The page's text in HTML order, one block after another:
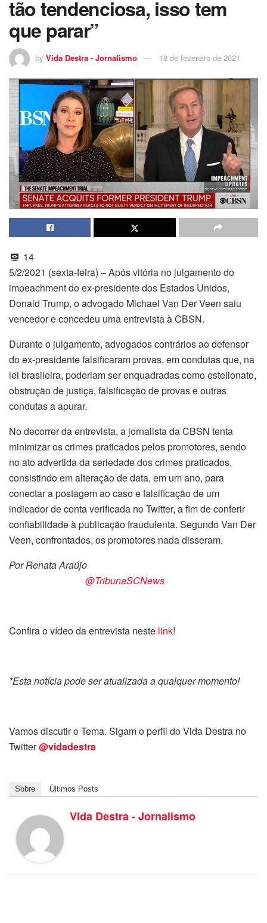
tão tendenciosa, isso tem
que parar”
by Vida Destra - Jornalismo 18 de fevereiro de 2021
14
5/2/2021 (sexta-feira) – Após vitória no julgamento do
impeachment do ex-presidente dos Estados Unidos,
Donald Trump, o advogado Michael Van Der Veen saiu
vencedor e concedeu uma entrevista à CBSN.
Durante o julgamento, advogados contrários ao defensor
do ex-presidente falsificaram provas, em condutas que, na
lei brasileira, poderiam ser enquadradas como estelionato,
obstrução de justiça, falsificação de provas e outras
condutas a apurar.
No decorrer da entrevista, a jornalista da CBSN tenta
minimizar os crimes praticados pelos promotores, sendo
no ato advertida da seriedade dos crimes praticados,
consistindo em alteração de data, em um ano, para
conectar a postagem ao caso e falsificação de um
indicador de conta verificada no Twitter, a fim de conferir
confiabilidade à publicação fraudulenta. Segundo Van Der
Veen, confrontados, os promotores nada disseram.
Por Renata Araújo
@TribunaSCNews
Confira o vídeo da entrevista neste link!
*Esta notícia pode ser atualizada a qualquer momento!
Vamos discutir o Tema. Sigam o perfil do Vida Destra no
Twitter@vidadestra
Sobre Últimos Posts
Vida Destra - Jornalismo